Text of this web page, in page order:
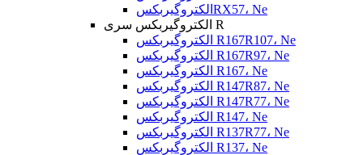
الکتروگیربکسRX57، Ne
الکتروگیربکس سری R
الکتروگیربکس R167R107، Ne
الکتروگیربکس R167R97، Ne
الکتروگیربکس R167، Ne
الکتروگیربکس R147R87، Ne
الکتروگیربکس R147R77، Ne
الکتروگیربکس R147، Ne
الکتروگیربکس R137R77، Ne
الکتروگیربکس R137، Ne